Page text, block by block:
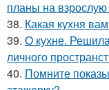
планы на взрослую
38. Какая кухня
39. О кухне.
личного
40. Помните